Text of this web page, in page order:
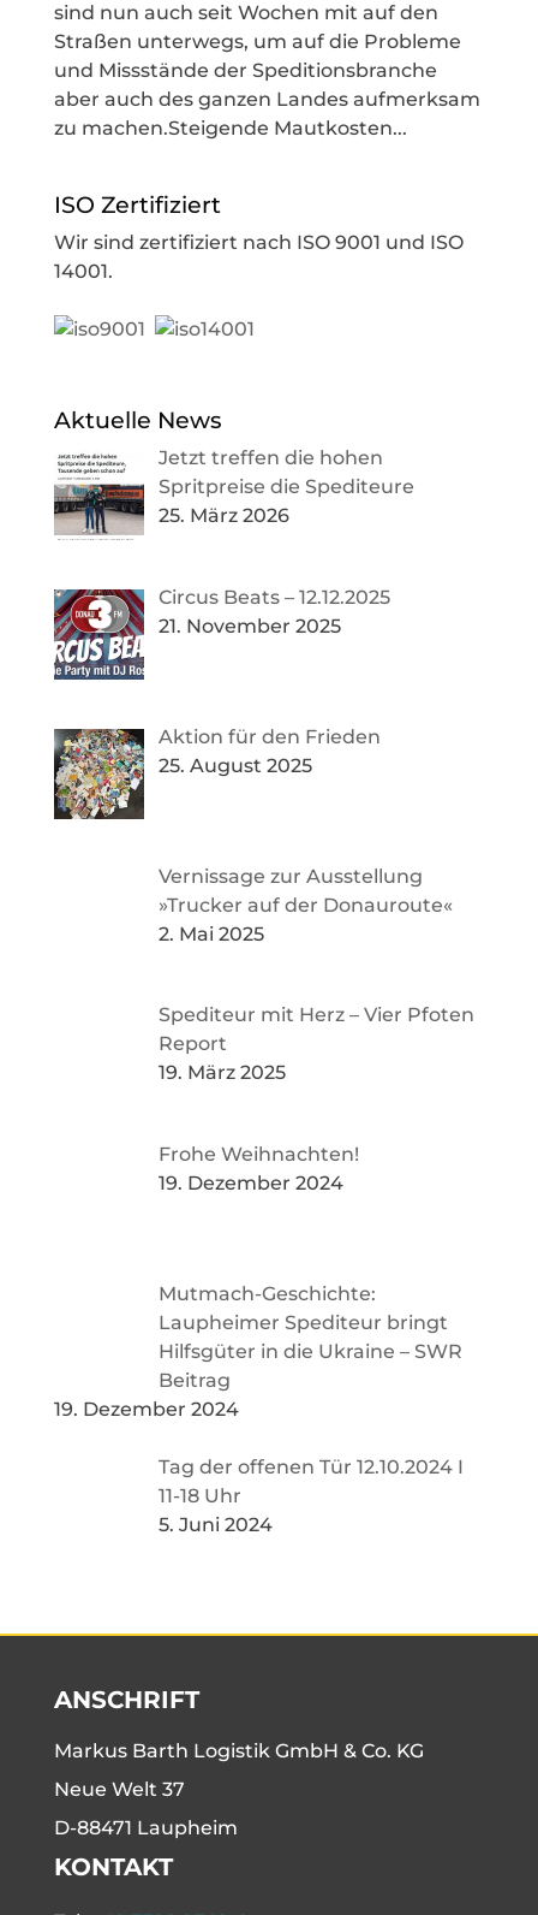
sind nun auch seit Wochen mit auf den
Straßen unterwegs, um auf die Probleme
und Missstände der Speditionsbranche
aber auch des ganzen Landes aufmerksam
zu machen.Steigende Mautkosten...
ISO Zertifiziert
Wir sind zertifiziert nach ISO 9001 und ISO
14001.
Aktuelle News
Jetzt treffen die hohen
Spritpreise die Spediteure
25. März 2026
Circus Beats – 12.12.2025
21. November 2025
Aktion für den Frieden
25. August 2025
Vernissage zur Ausstellung
»Trucker auf der Donauroute«
2. Mai 2025
Spediteur mit Herz – Vier Pfoten
Report
19. März 2025
Frohe Weihnachten!
19. Dezember 2024
Mutmach-Geschichte:
Laupheimer Spediteur bringt
Hilfsgüter in die Ukraine – SWR
Beitrag
19. Dezember 2024
Tag der offenen Tür 12.10.2024 I
11-18 Uhr
5. Juni 2024
ANSCHRIFT
Markus Barth Logistik GmbH & Co. KG
Neue Welt 37
D-88471 Laupheim
KONTAKT